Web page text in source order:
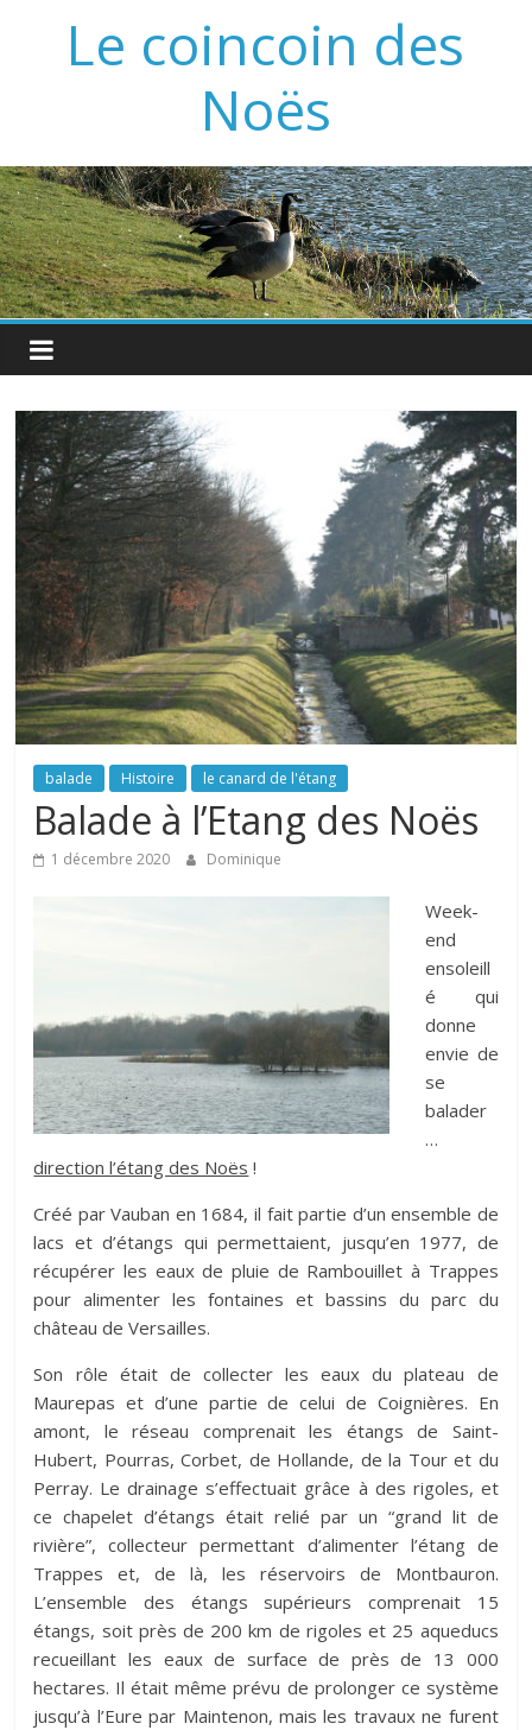
contenuLe coincoin des
Noës
balade Histoire le canard de l'étang
Balade à l’Etang des Noës
1 décembre 2020 Dominique
Week-
end
ensoleill
é qui
donne
envie de
se
balader
…
direction l’étang des Noës !
Créé par Vauban en 1684, il fait partie d’un ensemble de
lacs et d’étangs qui permettaient, jusqu’en 1977, de
récupérer les eaux de pluie de Rambouillet à Trappes
pour alimenter les fontaines et bassins du parc du
château de Versailles.
Son rôle était de collecter les eaux du plateau de
Maurepas et d’une partie de celui de Coignières. En
amont, le réseau comprenait les étangs de Saint-
Hubert, Pourras, Corbet, de Hollande, de la Tour et du
Perray. Le drainage s’effectuait grâce à des rigoles, et
ce chapelet d’étangs était relié par un “grand lit de
rivière”, collecteur permettant d’alimenter l’étang de
Trappes et, de là, les réservoirs de Montbauron.
L’ensemble des étangs supérieurs comprenait 15
étangs, soit près de 200 km de rigoles et 25 aqueducs
recueillant les eaux de surface de près de 13 000
hectares. Il était même prévu de prolonger ce système
jusqu’à l’Eure par Maintenon, mais les travaux ne furent